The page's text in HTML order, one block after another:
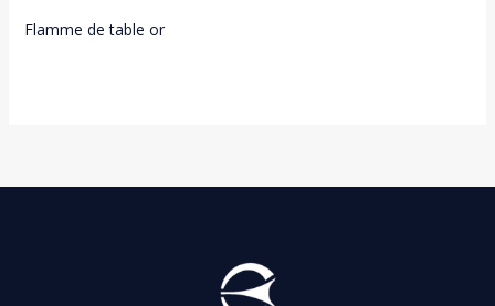
Flamme de table or